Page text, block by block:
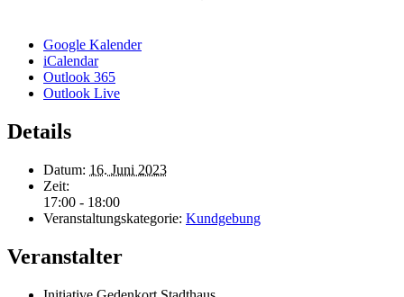
Google Kalender
iCalendar
Outlook 365
Outlook Live
Details
Datum: 16. Juni 2023
Zeit:
17:00 - 18:00
Veranstaltungskategorie: Kundgebung
Veranstalter